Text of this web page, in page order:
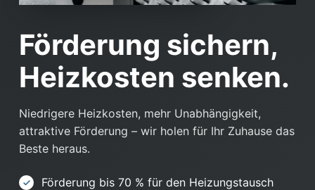
Förderung sichern,
Heizkosten senken.
Niedrigere Heizkosten, mehr Unabhängigkeit,
attraktive Förderung – wir holen für Ihr Zuhause das
Beste heraus.
Förderung bis 70 % für den Heizungstausch